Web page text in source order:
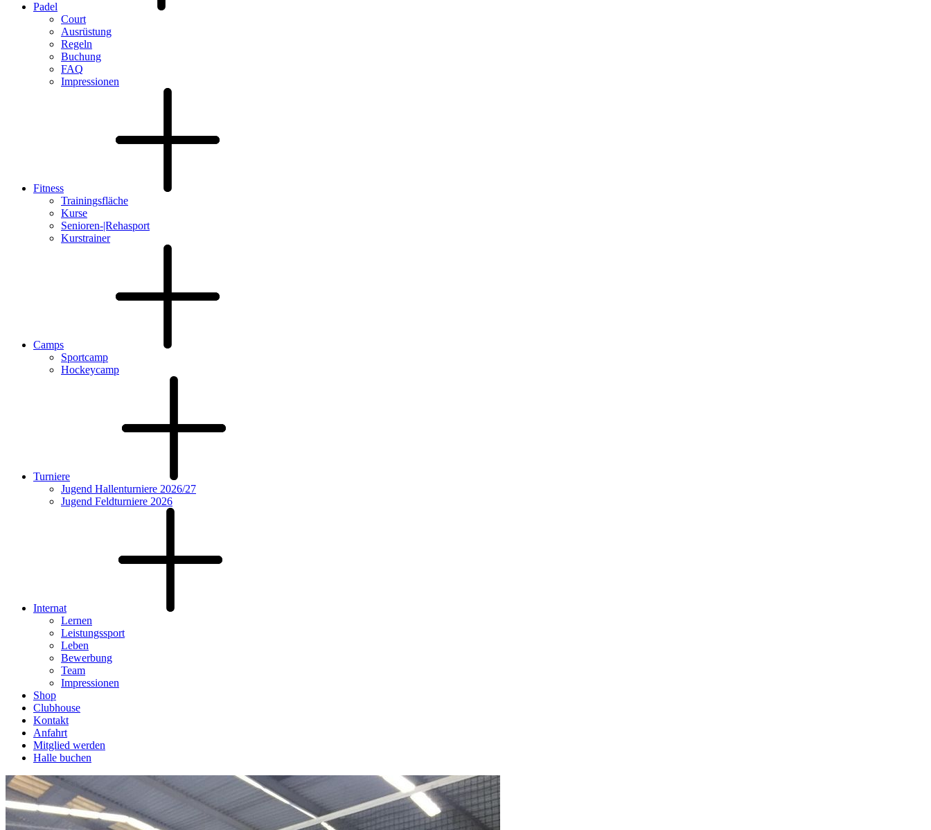
Padel
Court
Ausrüstung
Regeln
Buchung
FAQ
Impressionen
Fitness
Trainingsfläche
Kurse
Senioren-|Rehasport
Kurstrainer
Camps
Sportcamp
Hockeycamp
Turniere
Jugend Hallenturniere 2026/27
Jugend Feldturniere 2026
Internat
Lernen
Leistungssport
Leben
Bewerbung
Team
Impressionen
Shop
Clubhouse
Kontakt
Anfahrt
Mitglied werden
Halle buchen